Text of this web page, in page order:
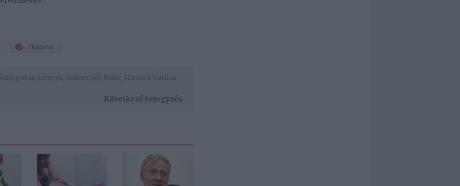
Pinterest
interjú Gelencsér Máté Hosszú Katina
Következő bejegyzés